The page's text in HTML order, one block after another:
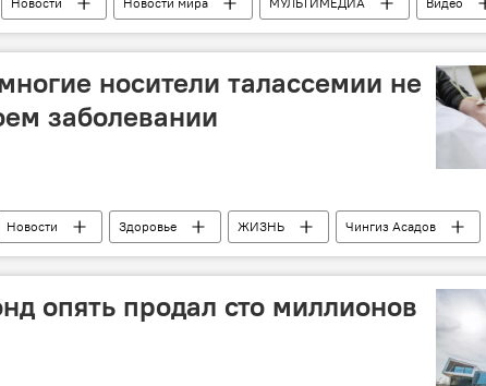
носители талассемии не
заболевании
Новости Здоровье ЖИЗНЬ
Чингиз Асадов
Вступление в брак
опять продал сто миллионов